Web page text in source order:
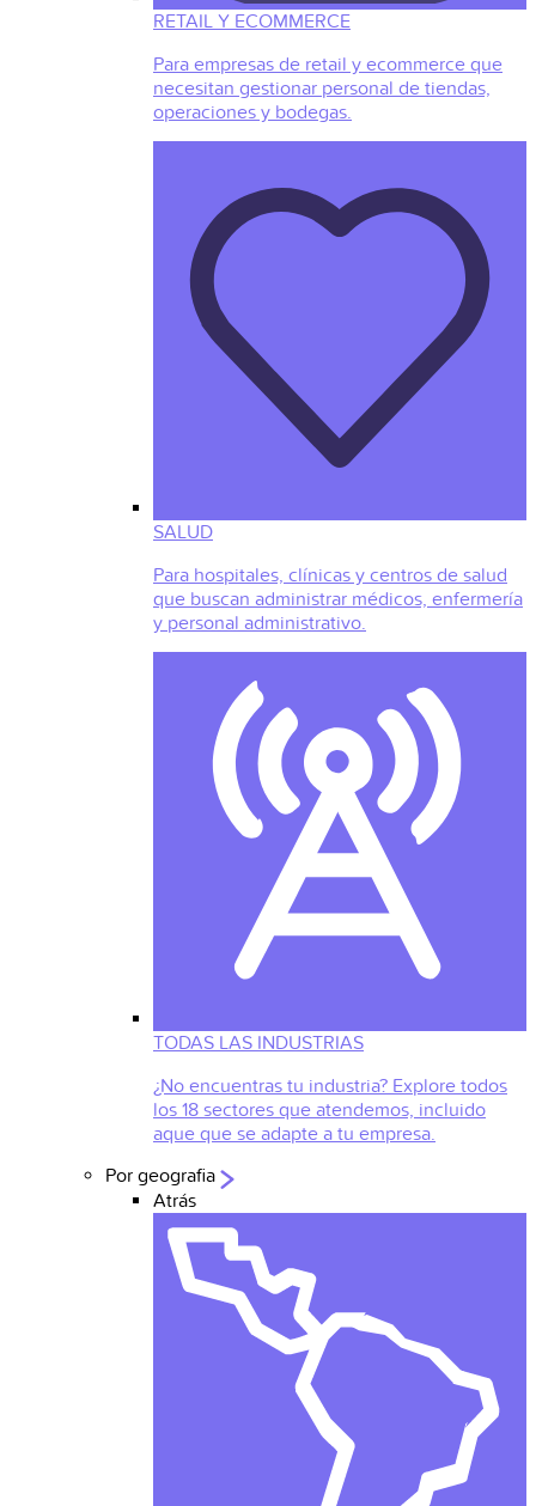
RETAIL Y ECOMMERCE
Para empresas de retail y ecommerce que
necesitan gestionar personal de tiendas,
operaciones y bodegas.
SALUD
Para hospitales, clínicas y centros de salud
que buscan administrar médicos, enfermería
y personal administrativo.
TODAS LAS INDUSTRIAS
¿No encuentras tu industria? Explore todos
los 18 sectores que atendemos, incluido
aque que se adapte a tu empresa.
Por geografia
Atrás